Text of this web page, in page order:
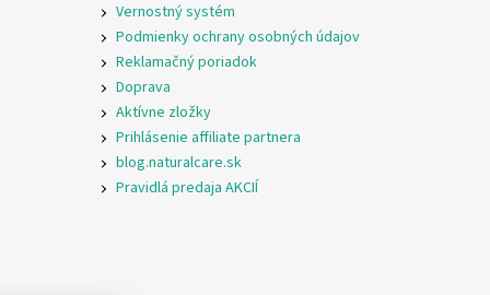
Vernostný systém
Podmienky ochrany osobných údajov
Reklamačný poriadok
Doprava
Aktívne zložky
Prihlásenie affiliate partnera
blog.naturalcare.sk
Pravidlá predaja AKCIÍ